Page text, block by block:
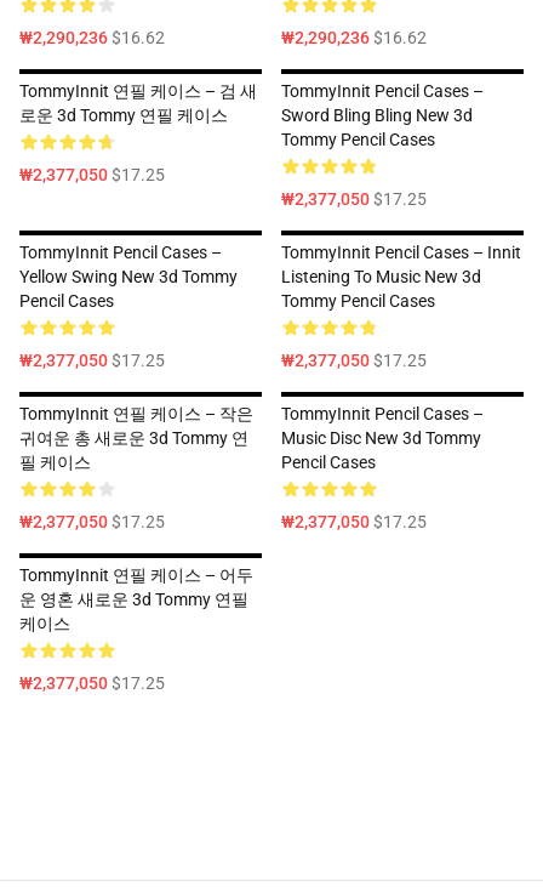
₩2,290,236$16.62 ₩2,290,236$16.62
TommyInnit 연필 케이스 – 검 새
로운 3d Tommy 연필 케이스
₩2,377,050$17.25
TommyInnit Pencil Cases –
Sword Bling Bling New 3d
Tommy Pencil Cases
₩2,377,050$17.25
TommyInnit Pencil Cases –
Yellow Swing New 3d Tommy
Pencil Cases
₩2,377,050$17.25
TommyInnit Pencil Cases – Innit
Listening To Music New 3d
Tommy Pencil Cases
₩2,377,050$17.25
TommyInnit 연필 케이스 – 작은
귀여운 총 새로운 3d Tommy 연
필 케이스
₩2,377,050$17.25
TommyInnit Pencil Cases –
Music Disc New 3d Tommy
Pencil Cases
₩2,377,050$17.25
TommyInnit 연필 케이스 – 어두
운 영혼 새로운 3d Tommy 연필
케이스
₩2,377,050$17.25